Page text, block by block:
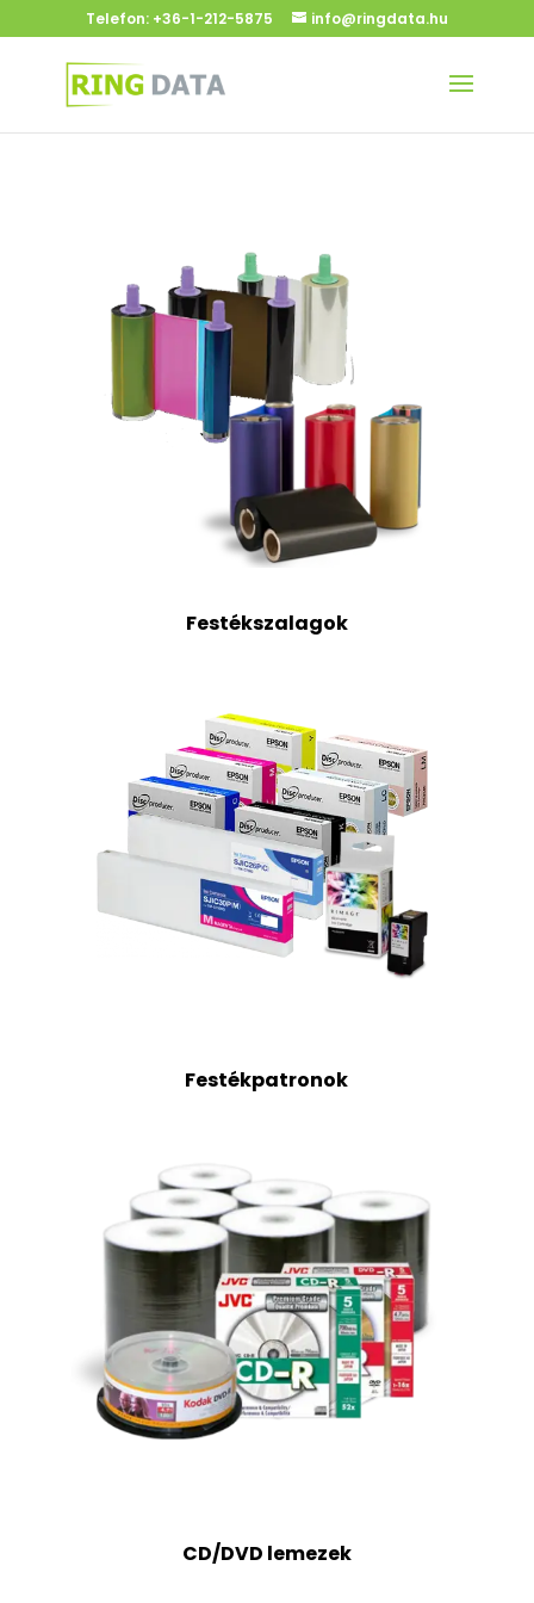
Telefon: +36-1-212-5875 info@ringdata.hu
Festékszalagok
Festékpatronok
CD/DVD lemezek